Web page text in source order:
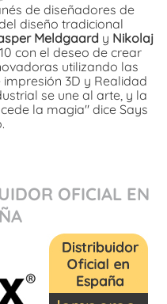
de diseñadores de
diseño tradicional
Meldgaard y Nikolaj
con el deseo de crear
utilizando las
3D y Realidad
se une al arte, y la
la magia" dice Says
OFICIAL EN